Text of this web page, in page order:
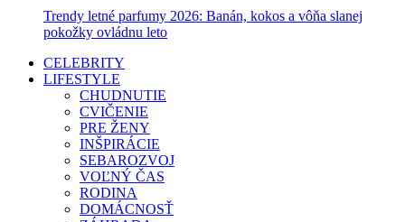
Trendy letné parfumy 2026: Banán, kokos a vôňa slanej
pokožky ovládnu leto
CELEBRITY
LIFESTYLE
CHUDNUTIE
CVIČENIE
PRE ŽENY
INŠPIRÁCIE
SEBAROZVOJ
VOĽNÝ ČAS
RODINA
DOMÁCNOSŤ